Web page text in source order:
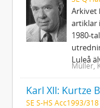
Arkivet
artiklar
1980-
Luleå
Müller,
SE S-HS Acc1993/318